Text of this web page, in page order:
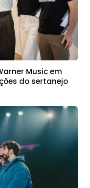
Music em
do sertanejo